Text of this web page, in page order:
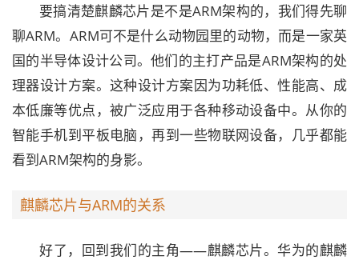
要搞清楚麒麟芯片是不是ARM架构的，我们得先聊
聊ARM。ARM可不是什么动物园里的动物，而是一家英
国的半导体设计公司。他们的主打产品是ARM架构的处
理器设计方案。这种设计方案因为功耗低、性能高、成
本低廉等优点，被广泛应用于各种移动设备中。从你的
智能手机到平板电脑，再到一些物联网设备，几乎都能
看到ARM架构的身影。
麒麟芯片与ARM的关系
好了，回到我们的主角——麒麟芯片。华为的麒麟